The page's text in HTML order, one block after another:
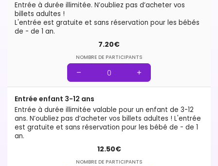
Entrée à durée illimitée. N’oubliez pas d’acheter vos
billets adultes !
L'entrée est gratuite et sans réservation pour les bébés
de - de 1 an.
7.20€
NOMBRE DE PARTICIPANTS
Entrée enfant 3-12 ans
Entrée à durée illimitée valable pour un enfant de 3-12
ans. N’oubliez pas d’acheter vos billets adultes ! L'entrée
est gratuite et sans réservation pour les bébé de - de 1
an.
12.50€
NOMBRE DE PARTICIPANTS